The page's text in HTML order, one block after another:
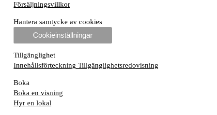
Försäljningsvillkor
Hantera samtycke av cookies
Cookieinställningar
Tillgänglighet
Innehållsförteckning Tillgänglighetsredovisning
Boka
Boka en visning
Hyr en lokal